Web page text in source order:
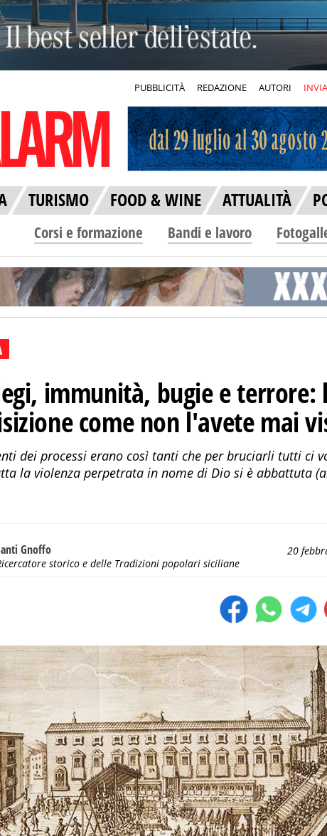
PUBBLICITÀ REDAZIONE AUTORI
TURISMO FOOD & WINE ATTUALITÀ
Corsi e formazione Bandi e lavoro
immunità, bugie e terrore:
come non l'avete mai
dei processi erano così tanti che per bruciarli tutti ci
la violenza perpetrata in nome di Dio si è abbattuta
Gnoffo
storico e delle Tradizioni popolari siciliane
20